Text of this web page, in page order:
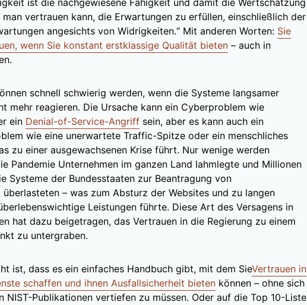
ist die nachgewiesene Fähigkeit und damit die Wertschätzung
vertrauen kann, die Erwartungen zu erfüllen, einschließlich der
angesichts von Widrigkeiten.“ Mit anderen Worten: Sie
wenn Sie konstant erstklassige Qualität bieten – auch in
schnell schwierig werden, wenn die Systeme langsamer
mehr reagieren. Die Ursache kann ein Cyberproblem wie
ein Denial-of-Service-Angriff sein, aber es kann auch ein
wie eine unerwartete Traffic-Spitze oder ein menschliches
zu einer ausgewachsenen Krise führt. Nur wenige werden
Pandemie Unternehmen im ganzen Land lahmlegte und Millionen
Systeme der Bundesstaaten zur Beantragung von
– was zum Absturz der Websites und zu langen
Leistungen führte. Diese Art des Versagens in
hat dazu beigetragen, das Vertrauen in die Regierung zu einem
zu untergraben.
ist, dass es ein einfaches Handbuch gibt, mit dem SieVertrauen in
schaffen und ihnen Ausfallsicherheit bieten können – ohne sich
NIST-Publikationen vertiefen zu müssen. Oder auf die Top 10-Liste